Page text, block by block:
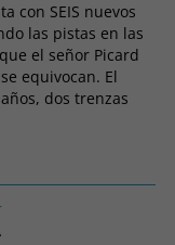
con SEIS nuevos
las pistas en las
el señor Picard
equivocan. El
dos trenzas
Ágata y es la
¡bueno, sí,
a su padre a
listo para ser